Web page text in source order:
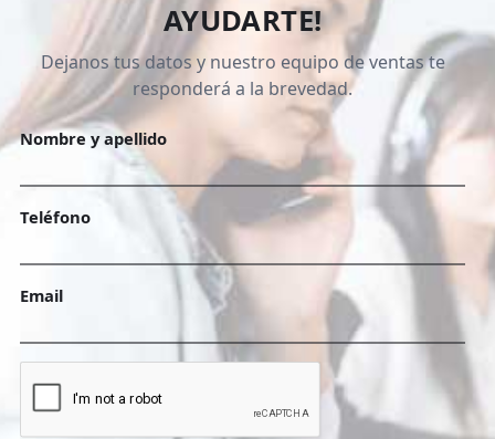
AYUDARTE!
Dejanos tus datos y nuestro equipo de ventas te
responderá a la brevedad.
Nombre y apellido
Teléfono
Email